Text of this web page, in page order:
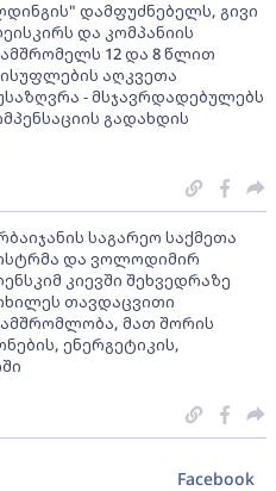
დამფუძნებელს, გივი
და კომპანიის
12 და 8 წლით
აღკვეთა
- მსჯავრდადებულებს
გადახდის
საგარეო საქმეთა
და ვოლოდიმირ
კიევში შეხვედრაზე
თავდაცვითი
მათ შორის
ენერგეტიკის,
Facebook